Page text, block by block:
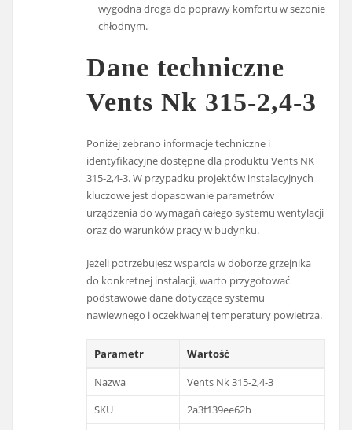
wygodna droga do poprawy komfortu w sezonie
chłodnym.
Dane techniczne
Vents Nk 315-2,4-3
Poniżej zebrano informacje techniczne i
identyfikacyjne dostępne dla produktu Vents NK
315-2,4-3. W przypadku projektów instalacyjnych
kluczowe jest dopasowanie parametrów
urządzenia do wymagań całego systemu wentylacji
oraz do warunków pracy w budynku.
Jeżeli potrzebujesz wsparcia w doborze grzejnika
do konkretnej instalacji, warto przygotować
podstawowe dane dotyczące systemu
nawiewnego i oczekiwanej temperatury powietrza.
Parametr
Wartość
Nazwa
Vents Nk 315-2,4-3
SKU
2a3f139ee62b